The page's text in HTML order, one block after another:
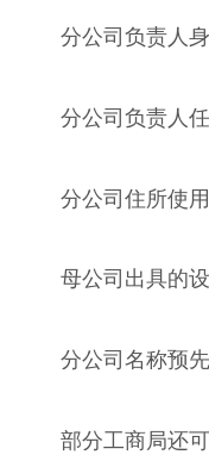
分公司负责人
分公司负责人
分公司住所使
母公司出具的
分公司名称预
部分工商局还